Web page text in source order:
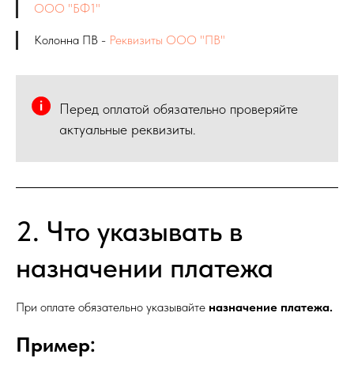
ООО "БФ1"
Колонна ПВ - Реквизиты ООО "ПВ"
Перед оплатой обязательно проверяйте
актуальные реквизиты.
2. Что указывать в
назначении платежа
При оплате обязательно указывайте назначение платежа.
Пример: